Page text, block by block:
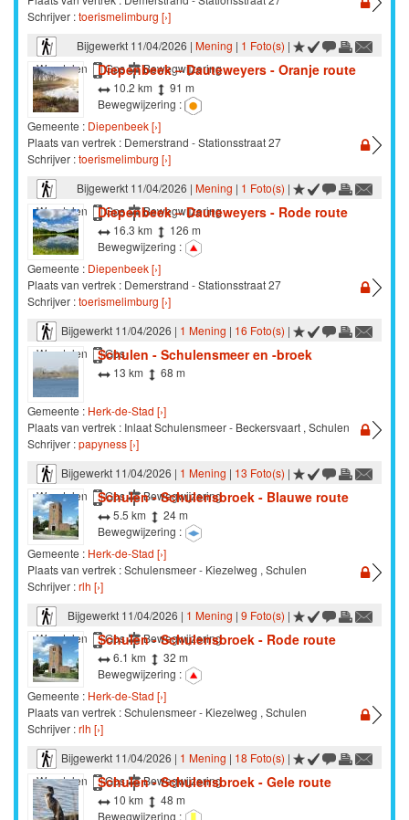
Schrijver :toerismelimburg [›]
Bijgewerkt 11/04/2026 | Mening | 1 Foto(s) |
Wandelen
Gps Bewegwijzering
Diepenbeek – Dauteweyers - Oranje route
10.2 km
91 m
Bewegwijzering :
Gemeente : Diepenbeek [›]
Plaats van vertrek : Demerstrand - Stationsstraat 27
Schrijver :toerismelimburg [›]
Bijgewerkt 11/04/2026 | Mening | 1 Foto(s) |
Wandelen
Gps Bewegwijzering
Diepenbeek – Dauteweyers - Rode route
16.3 km
126 m
Bewegwijzering :
Gemeente : Diepenbeek [›]
Plaats van vertrek : Demerstrand - Stationsstraat 27
Schrijver :toerismelimburg [›]
Bijgewerkt 11/04/2026 | 1 Mening | 16 Foto(s) |
Wandelen
Gps
Schulen - Schulensmeer en -broek
13 km 68 m
Gemeente : Herk-de-Stad [›]
Plaats van vertrek : Inlaat Schulensmeer - Beckersvaart , Schulen
Schrijver :papyness [›]
Bijgewerkt 11/04/2026 | 1 Mening | 13 Foto(s) |
Wandelen
Gps Bewegwijzering
Schulen - Schulensbroek - Blauwe route
5.5 km
24 m
Bewegwijzering :
Gemeente : Herk-de-Stad [›]
Plaats van vertrek : Schulensmeer - Kiezelweg , Schulen
Schrijver :rlh [›]
Bijgewerkt 11/04/2026 | 1 Mening | 9 Foto(s) |
Wandelen
Gps Bewegwijzering
Schulen - Schulensbroek - Rode route
6.1 km
32 m
Bewegwijzering :
Gemeente : Herk-de-Stad [›]
Plaats van vertrek : Schulensmeer - Kiezelweg , Schulen
Schrijver :rlh [›]
Bijgewerkt 11/04/2026 | 1 Mening | 18 Foto(s) |
Wandelen
Gps Bewegwijzering
Schulen - Schulensbroek - Gele route
10 km
48 m
Bewegwijzering :